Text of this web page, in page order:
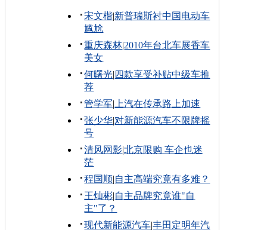
宋文楷|新普瑞斯衬中国电动车
尴尬
重庆森林|2010年台北车展香车
美女
何曙光| 四款享受补贴中级车推
荐
管学军| 上汽在传承路上加速
张少华|对新能源汽车不限牌摇
号
清风网影|北京限购 车企也迷
茫
程国顺|自主高端究竟有多难？
王灿彬|自主品牌究竟谁"自
主"了？
现代新能源汽车|丰田定明年汽